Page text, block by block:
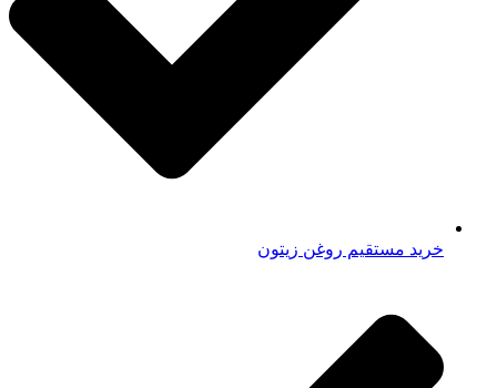
خرید مستقیم روغن زیتون